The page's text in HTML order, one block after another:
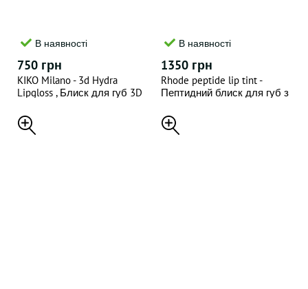
В наявності
750 грн
KIKO Milano - 3d Hydra
Lipgloss , Блиск для губ 3D
В наявності
1350 грн
Rhode peptide lip tint -
Пептидний блиск для губ з
ml